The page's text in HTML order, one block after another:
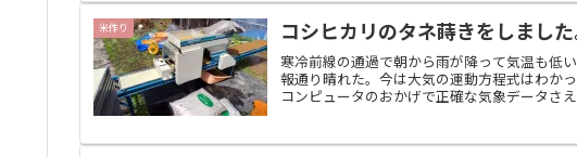
米作り コシヒカリのタネ蒔きをしました
寒冷前線の通過で朝から雨が降って気温も低
報通り晴れた。今は大気の運動方程式はわか
コンピュータのおかげで正確な気象データさ